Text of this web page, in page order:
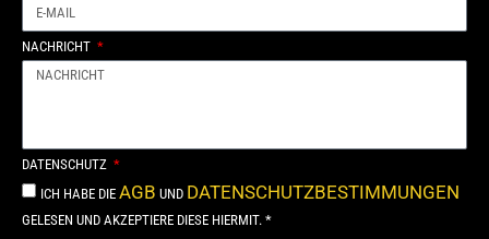
NACHRICHT
DATENSCHUTZ
ICH HABE DIE AGB UND DATENSCHUTZBESTIMMUNGEN
GELESEN UND AKZEPTIERE DIESE HIERMIT. *